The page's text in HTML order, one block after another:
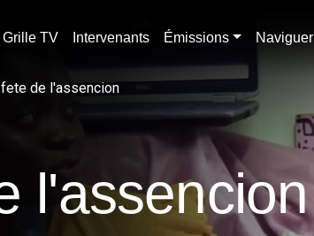
Grille TV Intervenants Émissions Naviguer
de l'assencion
l'assencion